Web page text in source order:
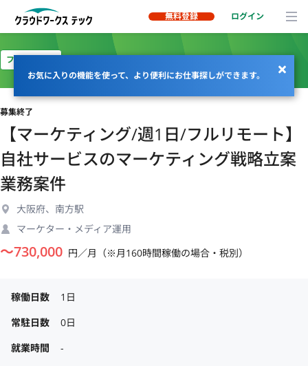
無料登録 ログイン
お気に入りの機能を使って、より便利にお仕事探しができます。
フルリモート
募集終了
【マーケティング/週1日/フルリモート】
自社サービスのマーケティング戦略立案
業務案件
大阪府、南方駅
マーケター・メディア運用
〜730,000 円／月（※月160時間稼働の場合・税別）
稼働日数
1日
常駐日数
0日
就業時間
-